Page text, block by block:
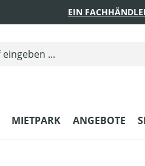
EIN
MIETPARK ANGEBOTE